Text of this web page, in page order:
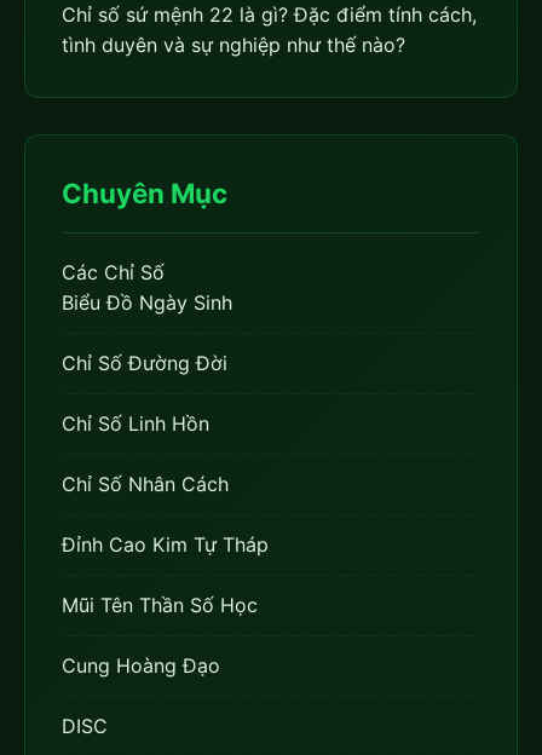
Chỉ số sứ mệnh 22 là gì? Đặc điểm tính cách,
tình duyên và sự nghiệp như thế nào?
Chuyên Mục
Các Chỉ Số
Biểu Đồ Ngày Sinh
Chỉ Số Đường Đời
Chỉ Số Linh Hồn
Chỉ Số Nhân Cách
Đỉnh Cao Kim Tự Tháp
Mũi Tên Thần Số Học
Cung Hoàng Đạo
DISC